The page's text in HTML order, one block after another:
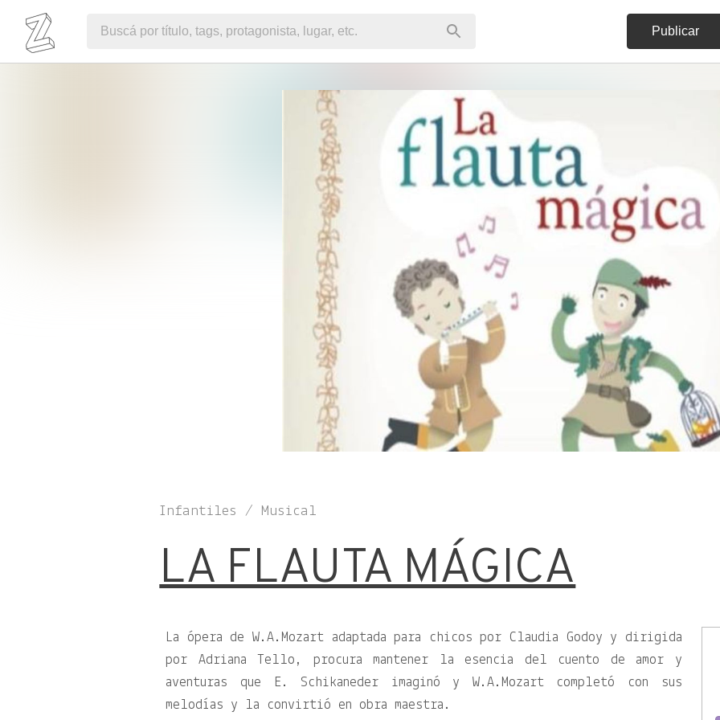
Publicar
Infantiles / Musical
LA FLAUTA MÁGICA
La ópera de W.A.Mozart adaptada para chicos por Claudia Godoy y dirigida
por Adriana Tello, procura mantener la esencia del cuento de amor y
aventuras que E. Schikaneder imaginó y W.A.Mozart completó con sus
melodías y la convirtió en obra maestra.